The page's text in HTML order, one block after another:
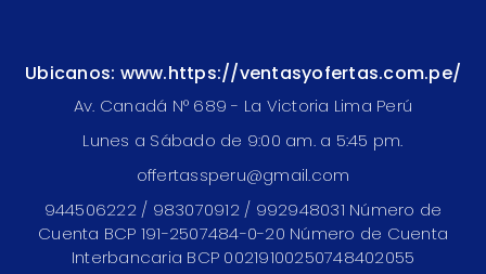
Ubicanos: www.https://ventasyofertas.com.pe/
Av. Canadá N° 689 - La Victoria Lima Perú
Lunes a Sábado de 9:00 am. a 5:45 pm.
offertassperu@gmail.com
944506222 / 983070912 / 992948031 Número de
Cuenta BCP 191-2507484-0-20 Número de Cuenta
Interbancaria BCP 00219100250748402055